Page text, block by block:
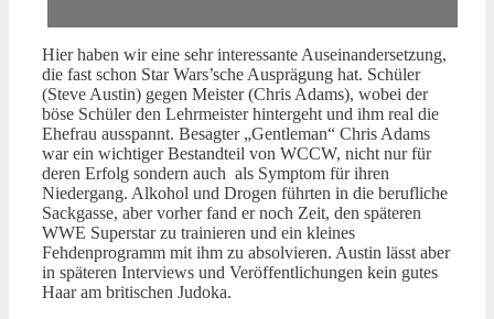
Hier haben wir eine sehr interessante Auseinandersetzung,
die fast schon Star Wars’sche Ausprägung hat. Schüler
(Steve Austin) gegen Meister (Chris Adams), wobei der
böse Schüler den Lehrmeister hintergeht und ihm real die
Ehefrau ausspannt. Besagter „Gentleman“ Chris Adams
war ein wichtiger Bestandteil von WCCW, nicht nur für
deren Erfolg sondern auch als Symptom für ihren
Niedergang. Alkohol und Drogen führten in die berufliche
Sackgasse, aber vorher fand er noch Zeit, den späteren
WWE Superstar zu trainieren und ein kleines
Fehdenprogramm mit ihm zu absolvieren. Austin lässt aber
in späteren Interviews und Veröffentlichungen kein gutes
Haar am britischen Judoka.